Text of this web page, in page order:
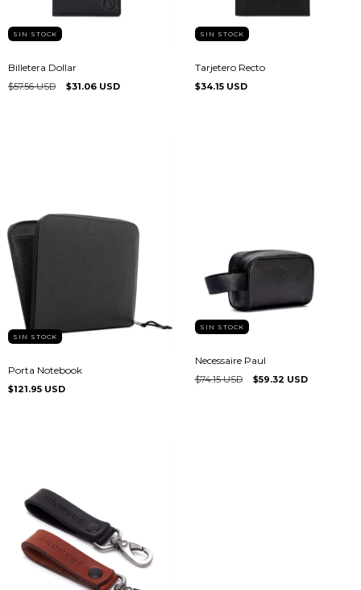
SIN STOCK
Billetera Dollar
$57.56 USD $31.06 USD
SIN STOCK
Tarjetero Recto
$34.15 USD
SIN STOCK
Porta Notebook
$121.95 USD
SIN STOCK
Necessaire Paul
$74.15 USD $59.32 USD